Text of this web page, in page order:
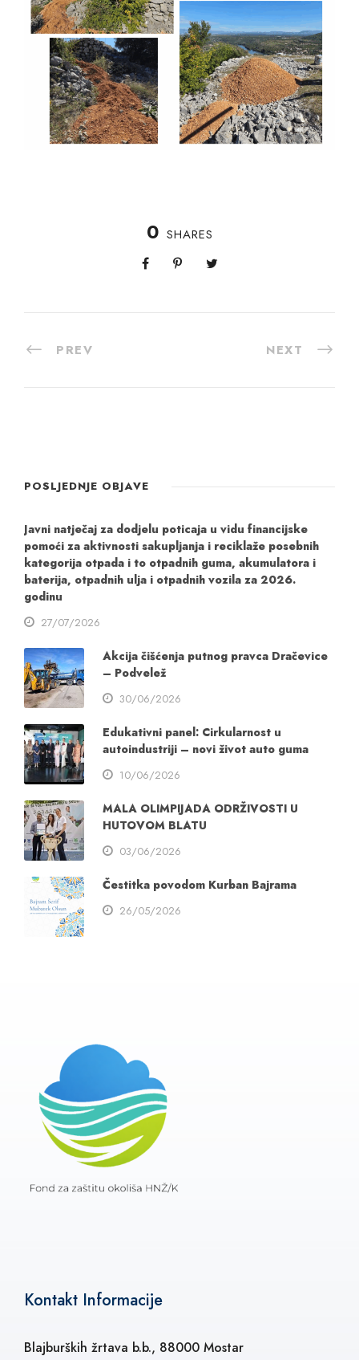
0 SHARES
PREV NEXT
POSLJEDNJE OBJAVE
Javni natječaj za dodjelu poticaja u vidu financijske
pomoći za aktivnosti sakupljanja i reciklaže posebnih
kategorija otpada i to otpadnih guma, akumulatora i
baterija, otpadnih ulja i otpadnih vozila za 2026.
godinu
27/07/2026
Akcija čišćenja putnog pravca Dračevice
– Podvelež
30/06/2026
Edukativni panel: Cirkularnost u
autoindustriji – novi život auto guma
10/06/2026
MALA OLIMPIJADA ODRŽIVOSTI U
HUTOVOM BLATU
03/06/2026
Čestitka povodom Kurban Bajrama
26/05/2026
Kontakt Informacije
Blajburških žrtava b.b., 88000 Mostar